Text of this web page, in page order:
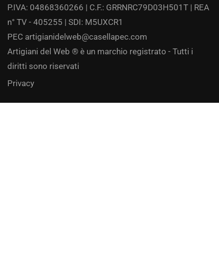
P.IVA: 04868360266 | C.F.: GRRNRC79D03H501T | REA
n° TV - 405255 | SDI: M5UXCR1
PEC artigianidelweb@casellapec.com
Artigiani del Web ® è un marchio registrato - Tutti i
diritti sono riservati
Privacy